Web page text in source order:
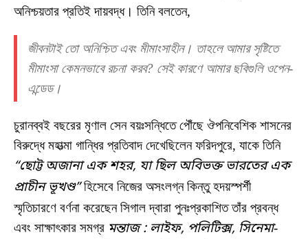
অনিশ্চয়তার প্রতিই দায়বদ্ধ। তিনি বলতেন,
জীবনটাই তো অনিশ্চিত এবং মীমাংসাহীন। তাহলে আমার সৃষ্টিতে
মীমাংসা কেমনভাবে রচনা করব? সেই কারণে আমার ছবিগুলি ওপেন-
এন্ডেড।
চুরানব্বই বছরের মৃণাল সেন বয়ঃসন্ধিতে পৌঁছে ঔপনিবেশিক শাসনের
বিরুদ্ধে মহাত্মা গান্ধির প্রতিবাদ দেখেছিলেন ফরিদপুরে, যাকে তিনি
“ছোট্ট অজানা এক শহর, যা ছিল অবিভক্ত ভারতের এক
প্রাচীন ভূখণ্ড”হিসেবে নিজের অসংলগ্ন কিন্তু হদয়স্পর্শী
স্মৃতিচারণে বর্ণনা করেছেন সিগাল দ্বারা পুনঃপ্রকাশিত তাঁর প্রবন্ধ
এবং সাক্ষাৎকার সমগ্র মন্তাজ: লাইফ, পলিটিক্স, সিনেমা-